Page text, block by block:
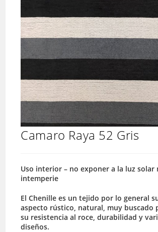
Camaro Raya 52 Gris
Uso interior – no exponer a la luz solar
intemperie
El Chenille es un tejido por lo general
aspecto rústico, natural, muy buscado
su resistencia al roce, durabilidad y
diseños.